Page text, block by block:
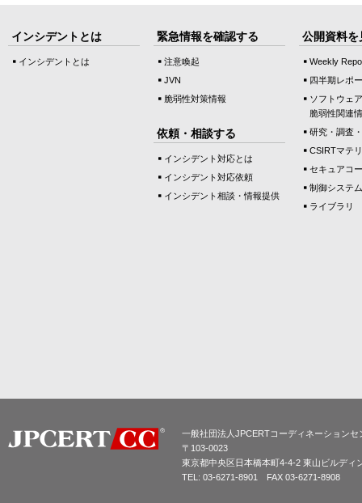
インシデントとは
インシデントとは
緊急情報を確認する
注意喚起
JVN
脆弱性対策情報
依頼・相談する
インシデント対応とは
インシデント対応依頼
インシデント相談・情報提供
公開資料を
Weekly
四半期レポ
ソフトウェ
脆弱性関連
研究・調査
CSIRTマテ
セキュアコ
制御システ
ライブラリ
一般社団法人JPCERTコーディネーションセ
〒103-0023
東京都中央区日本橋本町4-4-2 東山ビルディ
TEL: 03-6271-8901 FAX 03-6271-8908